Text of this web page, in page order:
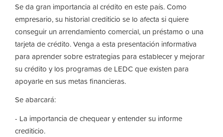
Se da gran importancia al crédito en este país. Como
empresario, su historial crediticio se lo afecta si quiere
conseguir un arrendamiento comercial, un préstamo o una
tarjeta de crédito. Venga a esta presentación informativa
para aprender sobre estrategias para establecer y mejorar
su crédito y los programas de LEDC que existen para
apoyarle en sus metas financieras.
Se abarcará:
- La importancia de chequear y entender su informe
crediticio.